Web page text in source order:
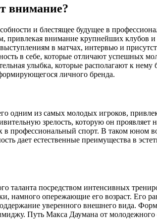
внимание?
и блестящее будущее в
внимание крупнейших клубов и
в матчах, интервью и
в себе, которые отличают успешных
улыбка, которые располагают к
личного бренда.
одним из самых молодых игроков,
зрелость, которую он
спорт. В таком юном
дает естественные преимущества в
таланта посредством интенсивных
опережающие его возраст. Его
уверенного внешнего вида.
Путь Макса Даумана от